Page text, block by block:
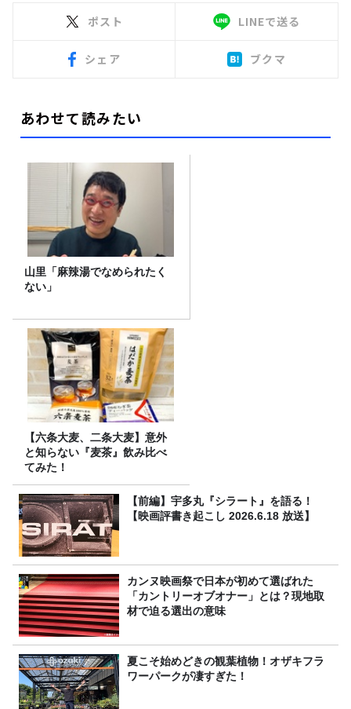
ポスト LINEで送る
シェア ブクマ
あわせて読みたい
山里「麻辣湯でなめられたく
ない」
【六条大麦、二条大麦】意外
と知らない『麦茶』飲み比べ
てみた！
【前編】宇多丸『シラート』を語る！
【映画評書き起こし 2026.6.18 放送】
カンヌ映画祭で日本が初めて選ばれた
「カントリーオブオナー」とは？現地取
材で迫る選出の意味
夏こそ始めどきの観葉植物！オザキフラ
ワーパークが凄すぎた！